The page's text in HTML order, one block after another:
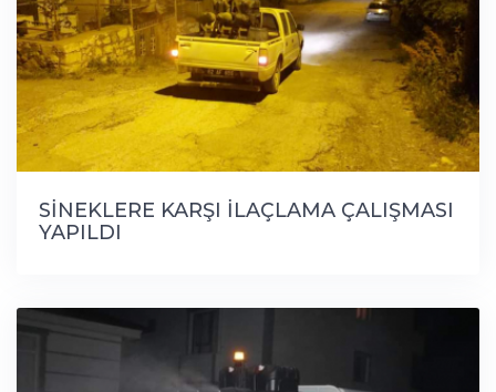
SİNEKLERE KARŞI İLAÇLAMA ÇALIŞMASI
YAPILDI